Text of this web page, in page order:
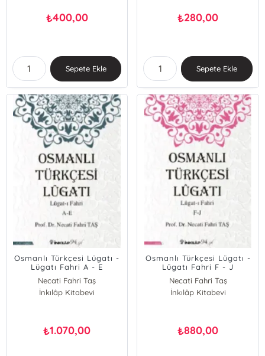
₺400,00
Sepete Ekle
₺280,00
Sepete Ekle
Osmanlı Türkçesi Lügatı -
Lügatı Fahri A - E
Necati Fahri Taş
İnkılâp Kitabevi
₺1.070,00
Osmanlı Türkçesi Lügatı -
Lügatı Fahri F - J
Necati Fahri Taş
İnkılâp Kitabevi
₺880,00